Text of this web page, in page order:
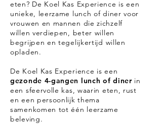
eten? De Koel Kas Experience is een
unieke, leerzame lunch of diner voor
vrouwen en mannen die zichzelf
willen verdiepen, beter willen
begrijpen en tegelijkertijd willen
opladen.
De Koel Kas Experience is een
gezonde 4-gangen lunch of dinerin
een sfeervolle kas, waarin eten, rust
en een persoonlijk thema
samenkomen tot één leerzame
beleving.